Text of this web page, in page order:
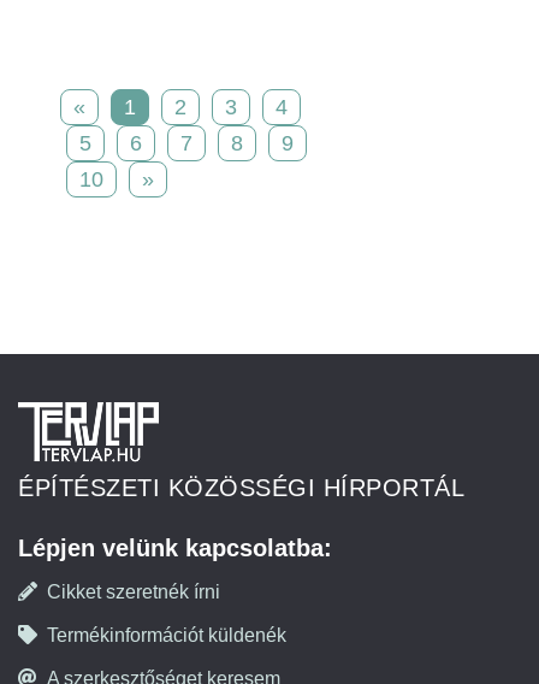
« 1 2 3
4
5
6 7 8
9
10
»
ÉPÍTÉSZETI KÖZÖSSÉGI HÍRPORTÁL
Lépjen velünk kapcsolatba:
Cikket szeretnék írni
Termékinformációt küldenék
A szerkesztőséget keresem